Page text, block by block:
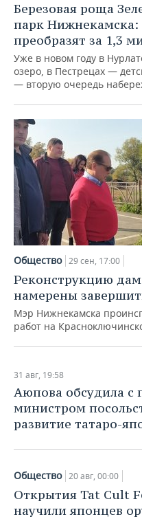
Березовая роща
парк Нижнекамска:
преобразят за 1,3
Уже в новом году в
озеро, в Пестрецах —
— вторую очередь
Общество 29 сен, 17:00
Реконструкцию
намерены
Мэр Нижнекамска
работ на
31 авг, 19:58
Аюпова обсудила
министром
развитие татаро-
Общество 20 авг, 00:00
Открытия Tat Cult
научили японцев